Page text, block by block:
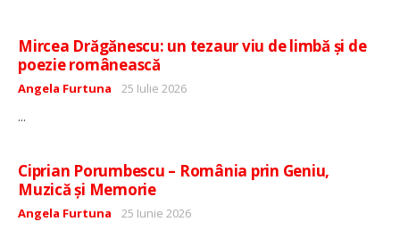
Mircea Drăgănescu: un tezaur viu de limbă și de
poezie românească
Detalii
Angela Furtuna 25 Iulie 2026
...
Ciprian Porumbescu – România prin Geniu,
Muzică și Memorie
Detalii
Angela Furtuna 25 Iunie 2026